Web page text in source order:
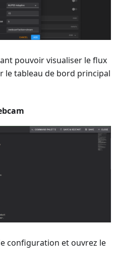
pouvoir visualiser le flux
le tableau de bord principal
configuration et ouvrez le